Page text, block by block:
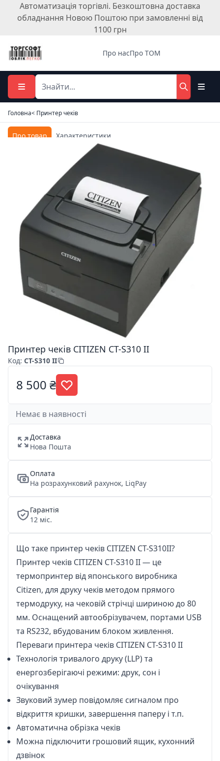
Автоматизація торгівлі. Безкоштовна доставка
обладнання Новою Поштою при замовленні від
1100 грн
Про насПро ТОМ
Головна< Принтер чеків
Про товар Характеристики
Принтер чеків CITIZEN CT-S310 II
Код: CT-S310 II
8 500 ₴
Немає в наявності
Доставка
Нова Пошта
Оплата
На розрахунковий рахунок, LiqPay
Гарантія
12 міс.
Що таке принтер чеків CITIZEN CT-S310II?
Принтер чеків CITIZEN CT-S310 II — це
термопринтер від японського виробника
Citizen, для друку чеків методом прямого
термодруку, на чековій стрічці шириною до 80
мм. Оснащений автообрізувачем, портами USB
та RS232, вбудованим блоком живлення.
Переваги принтера чеків CITIZEN CT-S310 II
Технологія тривалого друку (LLP) та
енергозберігаючі режими: друк, сон і
очікування
Звуковий зумер повідомляє сигналом про
відкриття кришки, завершення паперу і т.п.
Автоматична обрізка чеків
Можна підключити грошовий ящик, кухонний
дзвінок